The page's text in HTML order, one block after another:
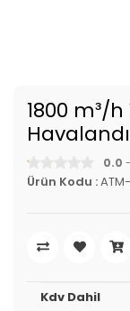
1800 m³/h
0.0
Ürün Kodu :
Kdv Dahil